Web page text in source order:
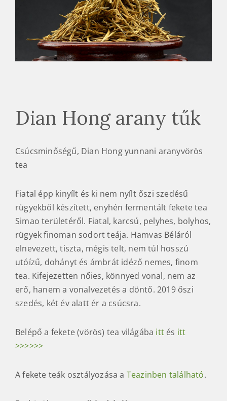
Dian Hong arany tűk
Csúcsminőségű, Dian Hong yunnani aranyvörös
tea
Fiatal épp kinyílt és ki nem nyílt őszi szedésű
rügyekből készített, enyhén fermentált fekete tea
Simao területéről. Fiatal, karcsú, pelyhes, bolyhos,
rügyek finoman sodort teája. Hamvas Béláról
elnevezett, tiszta, mégis telt, nem túl hosszú
utóízű, dohányt és ámbrát idéző nemes, finom
tea. Kifejezetten nőies, könnyed vonal, nem az
erő, hanem a vonalvezetés a döntő. 2019 őszi
szedés, két év alatt ér a csúcsra.
Belépő a fekete (vörös) tea világába itt és itt
>>>>>>
A fekete teák osztályozása a Teazinben található.